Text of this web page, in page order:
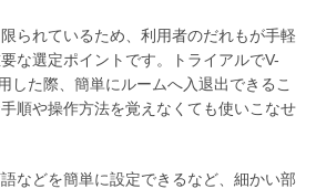
られているため、利用者のだれもが手軽
な選定ポイントです。トライアルでV-
した際、簡単にルームへ入退出できるこ
順や操作方法を覚えなくても使いこなせ
などを簡単に設定できるなど、細かい部